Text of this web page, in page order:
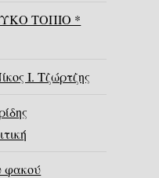
ΤΟΠΙΟ *
Ι. Τζώρτζης
φακού